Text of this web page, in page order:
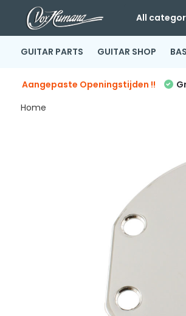
All
GUITAR PARTS GUITAR SHOP
Aangepaste Openingstijden !!
Home